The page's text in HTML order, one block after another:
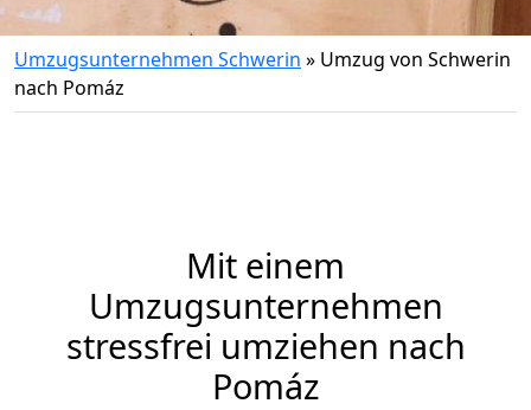
Umzugsunternehmen Schwerin » Umzug von Schwerin
nach Pomáz
Mit einem
Umzugsunternehmen
stressfrei umziehen nach
Pomáz